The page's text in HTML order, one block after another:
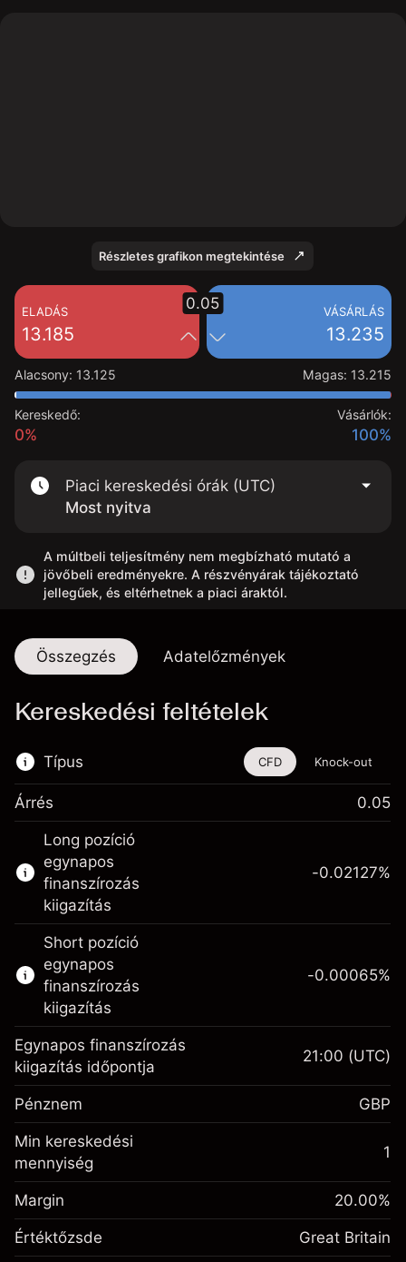
Részletes grafikon megtekintése
ELADÁS
13.185
VÁSÁRLÁS
13.235
0.05
Alacsony: 13.125 Magas: 13.215
Kereskedő:
0%
Vásárlók:
100%
Piaci kereskedési órák (UTC)
Most nyitva
A múltbeli teljesítmény nem megbízható mutató a
jövőbeli eredményekre. A részvényárak tájékoztató
jellegűek, és eltérhetnek a piaci áraktól.
Összegzés Adatelőzmények
Kereskedési feltételek
Típus
Ez a pénzügyi eszköz CFD-ken és Knock-
outokon keresztül is kereskedhető.
Bővebb információk:
CFD-k
Knock-outok
CFD Knock-out
Árrés 0.05
Long pozíció
egynapos
finanszírozás
kiigazítás
Fedezet. A befektetése
£1,000.00
Egynapos finanszírozás
kiigazítás
A pozíció teljes értékéből
származó díjak
-0.021271
%
Ügyletméret tőkeáttétellel ~£5,000.00
Tőkeáttételből származó pénz ~
£4,000.00
Ugrás a platformra
-0.02127%
Short pozíció
egynapos
finanszírozás
kiigazítás
Fedezet. A befektetése
Egynapos finanszírozás
kiigazítás
A pozíció teljes értékéből
származó díjak
-0.000647
%
(-£0.03)
-0.00065%
Egynapos finanszírozás
kiigazítás időpontja
21:00 (UTC)
Pénznem GBP
Min kereskedési
mennyiség
1
Margin 20.00%
Értéktőzsde Great Britain